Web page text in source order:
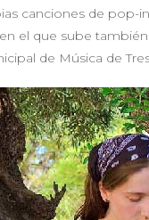
canciones de pop-
el que sube
de Música de